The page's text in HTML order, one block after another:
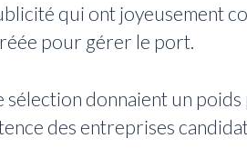
qui ont joyeusement
pour gérer le port.
donnaient un
des entreprises